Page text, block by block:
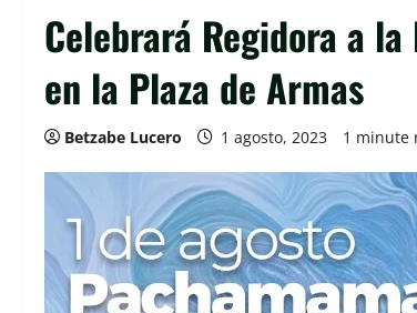
Celebrará Regidora a
en la Plaza de Armas
Betzabe Lucero 1 agosto, 2023 1 minute